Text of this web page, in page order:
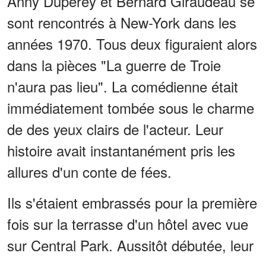
sont rencontrés à New-York dans les
années 1970. Tous deux figuraient alors
dans la pièces "La guerre de Troie
n'aura pas lieu". La comédienne était
immédiatement tombée sous le charme
de des yeux clairs de l'acteur. Leur
histoire avait instantanément pris les
allures d'un conte de fées.
Ils s'étaient embrassés pour la première
fois sur la terrasse d'un hôtel avec vue
sur Central Park. Aussitôt débutée, leur